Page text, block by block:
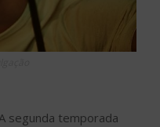
segunda temporada